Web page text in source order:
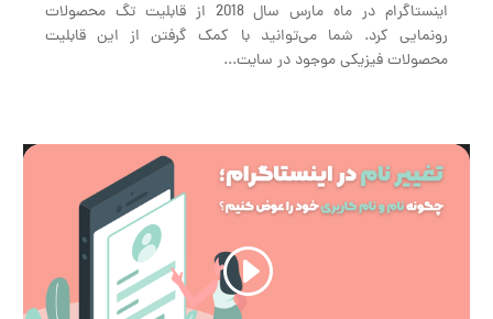
اینستاگرام در ماه مارس سال 2018 از قابلیت تگ محصولات
رونمایی کرد. شما می‌توانید با کمک گرفتن از این قابلیت
محصولات فیزیکی موجود در سایت...
نمایشگر
ویدیو